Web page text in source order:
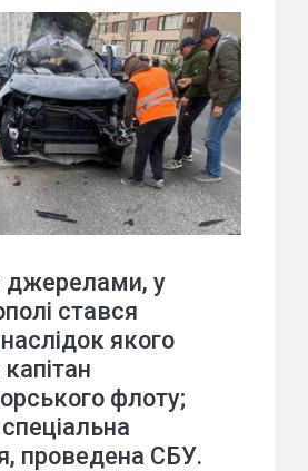
джерелами, у
стався
якого
флоту;
проведена СБУ.